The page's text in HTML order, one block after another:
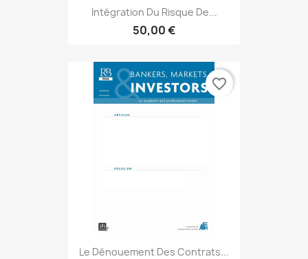
Intégration Du Risque De...
50,00 €
Le Dénouement Des Contrats...
favorite_border